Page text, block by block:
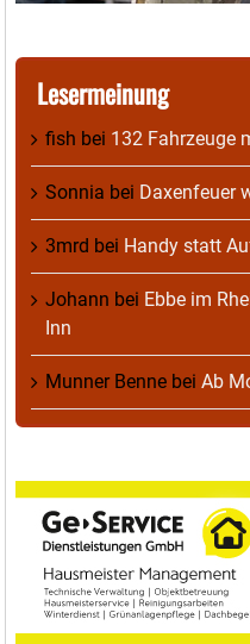
Lesermeinung
fish bei 132 Fahrzeuge
Sonnia bei Daxenfeuer
3mrd bei Handy statt
Johann bei Ebbe im
Inn
Munner Benne bei Ab